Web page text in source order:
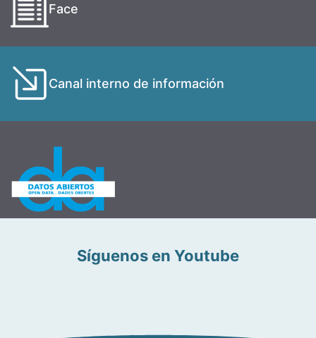
Face
Canal interno de información
Síguenos en Youtube